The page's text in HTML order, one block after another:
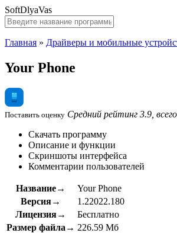
SoftDlyaVas
Главная » Драйверы и мобильные
Your Phone
Поставить оценку Средний рейтинг 3.9,
Скачать программу
Описание и функции
Скриншоты интерфейса
Комментарии пользователей
Название→
Your Phone
Версия→
1.22022.180
Лицензия→
Бесплатно
Размер файла→ 226.59 Мб